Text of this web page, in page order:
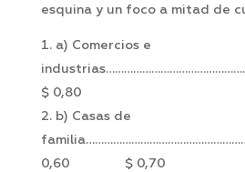
esquina y un foco a mitad de
a) Comercios e
$ 0,80
b) Casas de
0,60 $ 0,70